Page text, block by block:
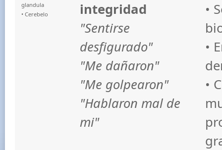
glandula
• Cerebelo
integridad
"Sentirse
desfigurado"
"Me dañaron"
"Me golpearon"
"Hablaron mal de
mi"
•
•
•